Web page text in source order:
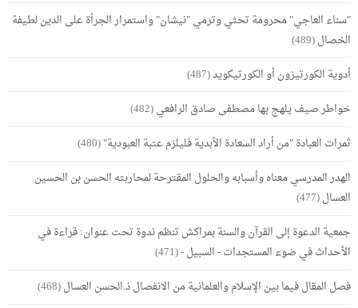
"سناء العاجي" محرومة تحثي وترمي "نيشان" واستمرار الجرأة على الدين لطيفة
الخصال(489)
أدوية الكورتيزون أو الكورتيكويد(487)
خواطر صيف يلهج بها مصطفى صادق الرافعي(482)
ثمرات العبادة "من أراد السعادة الأبدية فليلزم عتبة العبودية"(480)
الهدر المدرسي معناه وأسبابه والحلول المقترحة لمحاربته الحسن بن الحسين
العسال(477)
جمعية الدعوة إلى القرآن والسنة بمراكش تنظم ندوة تحت عنوان: قراءة في
الأحداث في ضوء المستجدات - السبيل -(471)
فصل المقال فيما بين الإسلام والعلمانية من الانفصال ذ.الحسن العسال(468)